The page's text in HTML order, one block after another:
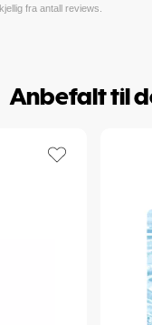
fra antall reviews.
Anbefalt til